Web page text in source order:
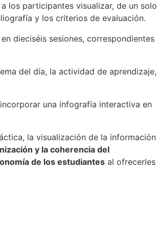
los participantes visualizar, de un solo
y los criterios de evaluación.
dieciséis sesiones, correspondientes
del día, la actividad de aprendizaje,
una infografía interactiva en
la visualización de la información
y la coherencia del
de los estudiantes al ofrecerles